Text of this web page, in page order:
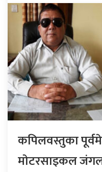
कपिलवस्तुका
माेटरसाइकल